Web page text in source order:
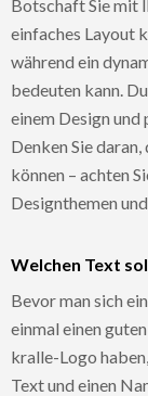
Botschaft Sie mit
einfaches Layout
während ein
bedeuten kann.
einem Design und
Denken Sie
können – achten
Designthemen
Welchen Text
Bevor man sich
einmal einen
kralle-Logo
Text und einen